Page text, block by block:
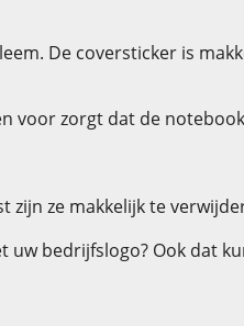
De coversticker is
voor zorgt dat de
ze makkelijk te
bedrijfslogo? Ook dat